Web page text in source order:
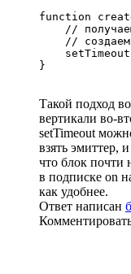
function
//
//
}
Такой подход
вертикали во-
setTimeout
взять эмиттер,
что блок почти
в подписке on
как удобнее.
Ответ написан